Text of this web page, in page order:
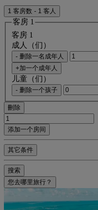
1 客房数 - 1 客人
客房 1
客房 1
成人（们）
- 删除一名成年人
+加一个成年人
儿童（们）
- 删除一个孩子
刪除
添加一个房间
其它条件
搜索
您去哪里旅行？